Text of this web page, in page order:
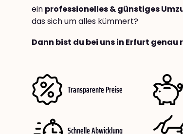
ein professionelles & günstiges
das sich um alles kümmert?
Dann bist du bei uns in Erfurt
Transparente Preise
Schnelle Abwicklung